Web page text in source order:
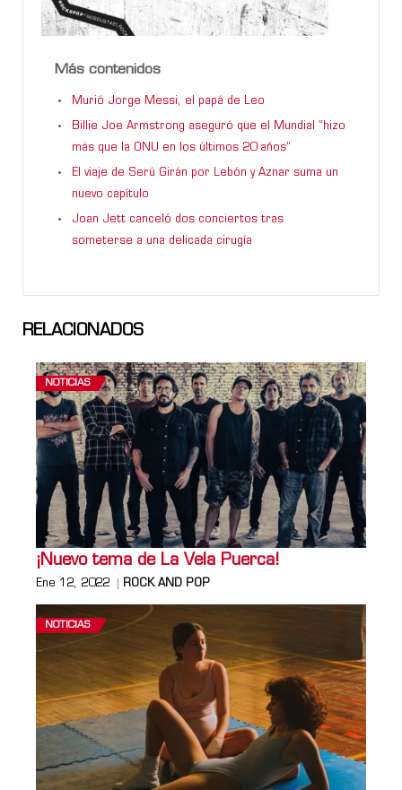
Más contenidos
Murió Jorge Messi, el papá de Leo
Billie Joe Armstrong aseguró que el Mundial “hizo
más que la ONU en los últimos 20 años”
El viaje de Serú Girán por Lebón y Aznar suma un
nuevo capítulo
Joan Jett canceló dos conciertos tras
someterse a una delicada cirugía
RELACIONADOS
NOTICIAS
¡Nuevo tema de La Vela Puerca!
Ene 12, 2022 ROCK AND POP
NOTICIAS